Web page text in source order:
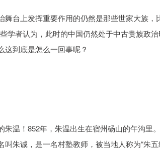
台上发挥重要作用的仍然是那些世家大族，
学者认为，此时的中国仍然处于中古贵族政
这到底是怎么一回事呢？
温！852年，朱温出生在宿州砀山的午沟里
朱诚，是一名村塾教师，被当地人称为“朱五